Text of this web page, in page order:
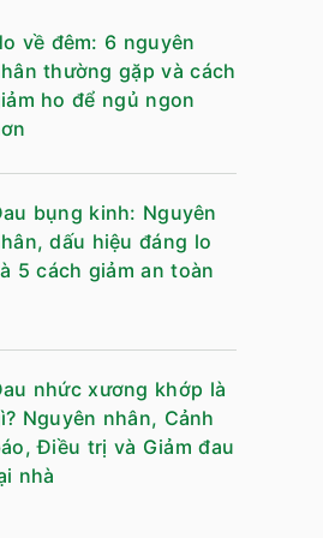
về đêm: 6 nguyên
thường gặp và cách
ho để ngủ ngon
bụng kinh: Nguyên
dấu hiệu đáng lo
5 cách giảm an toàn
nhức xương khớp là
Nguyên nhân, Cảnh
Điều trị và Giảm đau
nhà